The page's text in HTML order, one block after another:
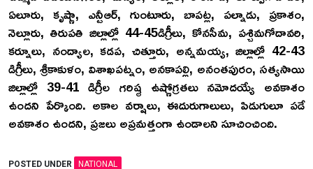
ఏలూరు, కృష్ణా, ఎన్టీఆర్‌, గుంటూరు, బాపట్ల, పల్నాడు, ప్రకాశం,
నెల్లూరు, తిరుపతి జిల్లాల్లో 44-45డిగ్రీలు, కోనసీమ, పశ్చిమగోదావరి,
కర్నూలు, నంద్యాల, కడప, చిత్తూరు, అన్నమయ్య, జిల్లాల్లో 42-43
డిగ్రీలు, శ్రీకాకుళం, విశాఖపట్నం, అనకాపల్లి, అనంతపురం, సత్యసాయి
జిల్లాల్లో 39-41 డిగ్రీల గరిష్ఠ ఉష్ణోగ్రతలు నమోదయ్యే అవకాశం
ఉందని పేర్కొంది. అకాల వర్షాలు, ఈదురుగాలులు, పిడుగులూ పడే
అవకాశం ఉందని, ప్రజలు అప్రమత్తంగా ఉండాలని సూచించింది.
POSTED UNDER NATIONAL